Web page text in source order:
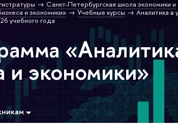
Санкт-Петербургская школа экономики и
и экономики» Учебные курсы
Аналитика в
учебного года
и экономики»